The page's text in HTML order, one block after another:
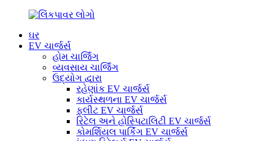
ઘર
EV ચાર્જર્સ
હોમ ચાર્જિંગ
વ્યવસાય ચાર્જિંગ
ઉદ્યોગ દ્વારા
રહેણાંક EV ચાર્જર્સ
કાર્યસ્થળના EV ચાર્જર્સ
ફ્લીટ EV ચાર્જર્સ
રિટેલ અને હોસ્પિટાલિટી EV ચાર્જર્સ
કોમર્શિયલ પાર્કિંગ EV ચાર્જર્સ